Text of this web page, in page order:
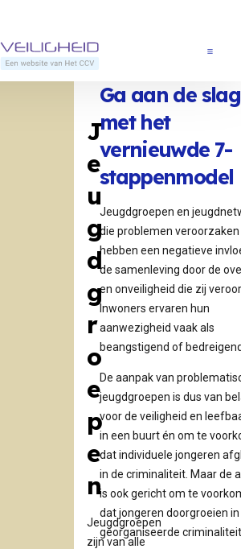
Terug naar de startpagina
J
e
u
g
d
g
r
o
e
p
e
n
Jeugdgroepen
zijn van alle
Ga aan de slag
met het
vernieuwde 7-
stappenmodel
Jeugdgroepen en
die problemen veroorzaken
hebben een negatieve
de samenleving door de
en onveiligheid die zij
Inwoners ervaren hun
aanwezigheid vaak als
beangstigend of
De aanpak van
jeugdgroepen is dus van
voor de veiligheid en
in een buurt én om te
dat individuele jongeren
in de criminaliteit. Maar de
is ook gericht om te
dat jongeren doorgroeien in
georganiseerde criminaliteit